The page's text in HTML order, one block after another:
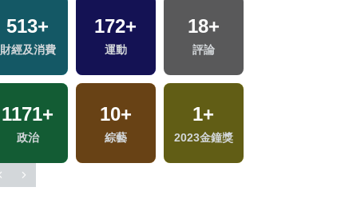
513+
財經及消費
172+
運動
18+
評論
1171+
政治
10+
綜藝
1+
2023金鐘獎